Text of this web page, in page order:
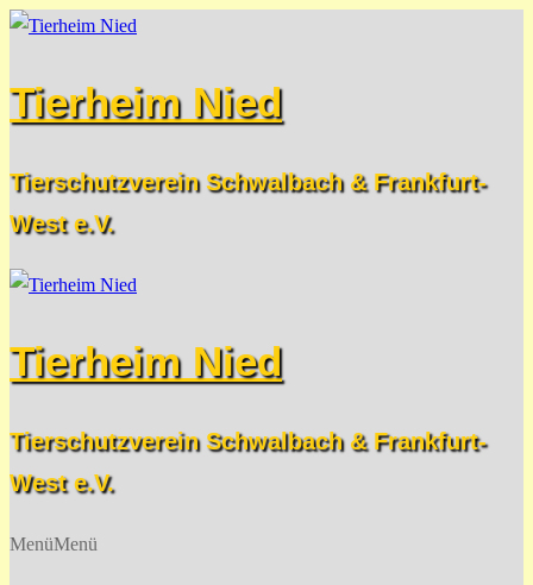
Zum
springen
Menü
Schließen
Tierheim Nied
Tierschutzverein Schwalbach & Frankfurt-
West e.V.
Tierheim Nied
Tierschutzverein Schwalbach & Frankfurt-
West e.V.
MenüMenü